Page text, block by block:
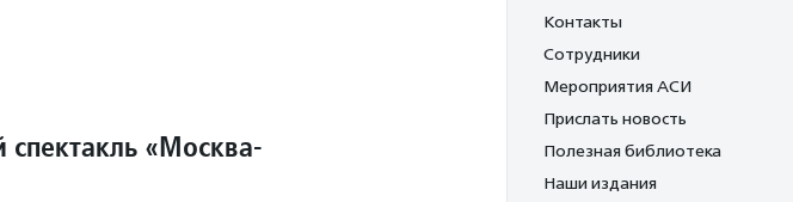
«Москва-
Контакты
Сотрудники
Мероприятия АСИ
Прислать новость
Полезная библиотека
Наши издания